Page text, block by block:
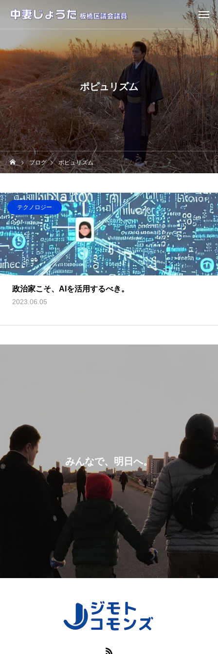
ポピュリズム
ブログ ポピュリズム
テクノロジー
政治家こそ、AIを活用するべき。
2023.06.05
みんなで、明日へ。